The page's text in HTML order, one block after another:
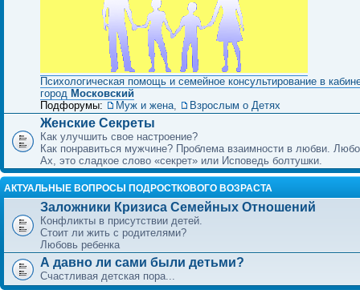
Психологическая помощь и семейное консультирование в
город Московский
Подфорумы:
Муж и жена, Взрослым о Детях
Женские Секреты
Как улучшить свое настроение?
Как понравиться мужчине? Проблема взаимности в любви.
Ах, это сладкое слово «секрет» или Исповедь болтушки.
АКТУАЛЬНЫЕ ВОПРОСЫ ПОДРОСТКОВОГО ВОЗРАСТА
Заложники Кризиса Семейных Отношений
Конфликты в присутствии детей.
Стоит ли жить с родителями?
Любовь ребенка
А давно ли сами были детьми?
Счастливая детская пора...